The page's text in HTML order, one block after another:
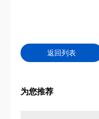
返回列表
为您推荐